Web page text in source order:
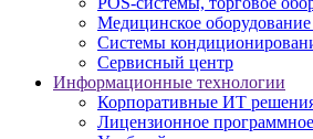
Медицинское
Системы
Сервисный центр
Информационные технологии
Корпоративные ИТ
Лицензионное